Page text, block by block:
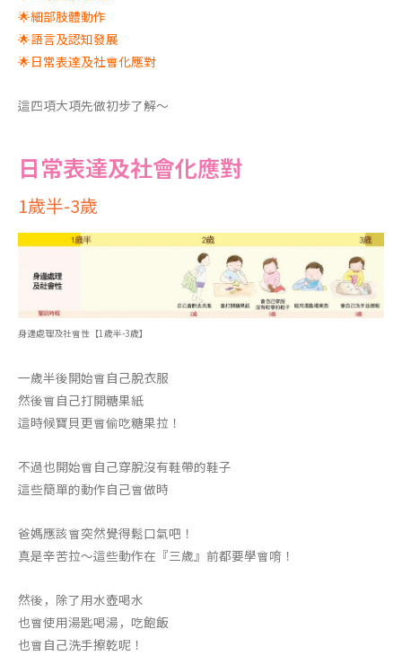
🌟細部肢體動作
🌟語言及認知發展
🌟日常表達及社會化應對
這四項大項先做初步了解～
日常表達及社會化應對
1歲半-3歲
身邊處理及社會性【1歲半-3歲】
一歲半後開始會自己脫衣服
然後會自己打開糖果紙
這時候寶貝更會偷吃糖果拉！
不過也開始會自己穿脫沒有鞋帶的鞋子
這些簡單的動作自己會做時
爸媽應該會突然覺得鬆口氣吧！
真是辛苦拉～這些動作在『三歲』前都要學會唷！
然後，除了用水壺喝水
也會使用湯匙喝湯，吃飽飯
也會自己洗手擦乾呢！